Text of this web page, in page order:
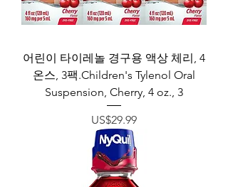
어린이 타이레놀 경구용 액상 체리, 4
온스, 3팩.Children's Tylenol Oral
Suspension, Cherry, 4 oz., 3
가격
US$29.99